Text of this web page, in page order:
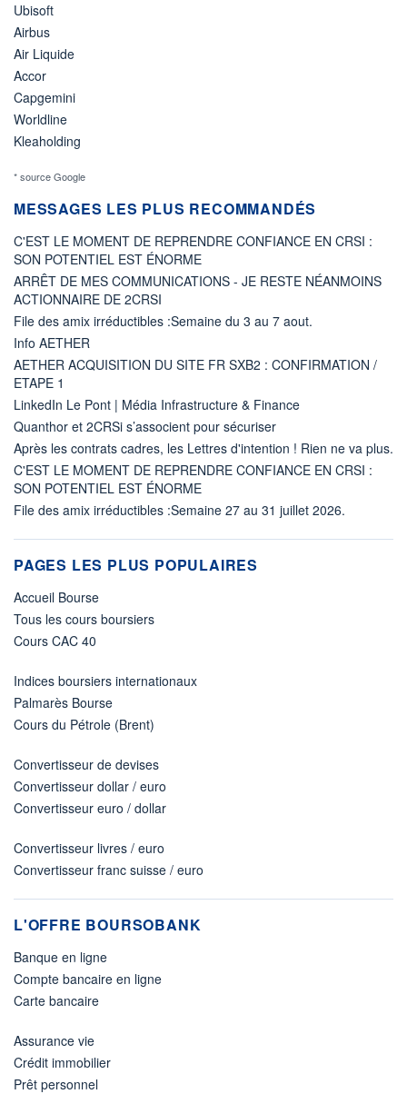
Ubisoft
Airbus
Air Liquide
Accor
Capgemini
Worldline
Kleaholding
* source Google
MESSAGES LES PLUS RECOMMANDÉS
C'EST LE MOMENT DE REPRENDRE CONFIANCE EN CRSI :
SON POTENTIEL EST ÉNORME
ARRÊT DE MES COMMUNICATIONS - JE RESTE NÉANMOINS
ACTIONNAIRE DE 2CRSI
File des amix irréductibles :Semaine du 3 au 7 aout.
Info AETHER
AETHER ACQUISITION DU SITE FR SXB2 : CONFIRMATION /
ETAPE 1
LinkedIn Le Pont | Média Infrastructure & Finance
Quanthor et 2CRSi s’associent pour sécuriser
Après les contrats cadres, les Lettres d'intention ! Rien ne va plus.
C'EST LE MOMENT DE REPRENDRE CONFIANCE EN CRSI :
SON POTENTIEL EST ÉNORME
File des amix irréductibles :Semaine 27 au 31 juillet 2026.
PAGES LES PLUS POPULAIRES
Accueil Bourse
Tous les cours boursiers
Cours CAC 40
Indices boursiers internationaux
Palmarès Bourse
Cours du Pétrole (Brent)
Convertisseur de devises
Convertisseur dollar / euro
Convertisseur euro / dollar
Convertisseur livres / euro
Convertisseur franc suisse / euro
L'OFFRE BOURSOBANK
Banque en ligne
Compte bancaire en ligne
Carte bancaire
Assurance vie
Crédit immobilier
Prêt personnel